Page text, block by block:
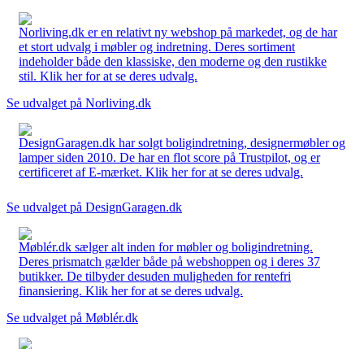
Norliving.dk er en relativt ny webshop på markedet, og de har
et stort udvalg i møbler og indretning. Deres sortiment
indeholder både den klassiske, den moderne og den rustikke
stil. Klik her for at se deres udvalg.
Se udvalget på Norliving.dk
DesignGaragen.dk har solgt boligindretning, designermøbler og
lamper siden 2010. De har en flot score på Trustpilot, og er
certificeret af E-mærket. Klik her for at se deres udvalg.
Se udvalget på DesignGaragen.dk
Møblér.dk sælger alt inden for møbler og boligindretning.
Deres prismatch gælder både på webshoppen og i deres 37
butikker. De tilbyder desuden muligheden for rentefri
finansiering. Klik her for at se deres udvalg.
Se udvalget på Møblér.dk